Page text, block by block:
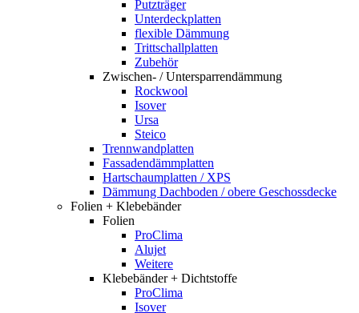
Putzträger
Unterdeckplatten
flexible Dämmung
Trittschallplatten
Zubehör
Zwischen- / Untersparrendämmung
Rockwool
Isover
Ursa
Steico
Trennwandplatten
Fassadendämmplatten
Hartschaumplatten / XPS
Dämmung Dachboden / obere Geschossdecke
Folien + Klebebänder
Folien
ProClima
Alujet
Weitere
Klebebänder + Dichtstoffe
ProClima
Isover